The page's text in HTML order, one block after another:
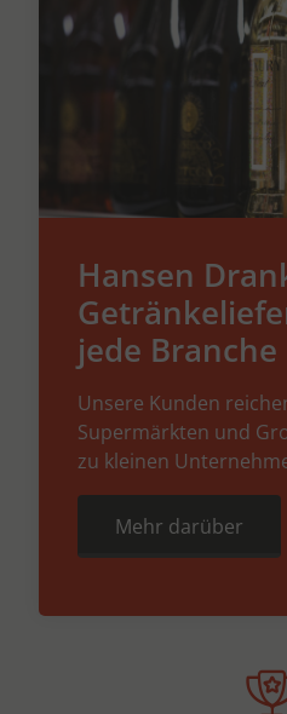
Hansen
jede Branche
Unsere Kunden
Supermärkten und
zu kleinen
Mehr darüber